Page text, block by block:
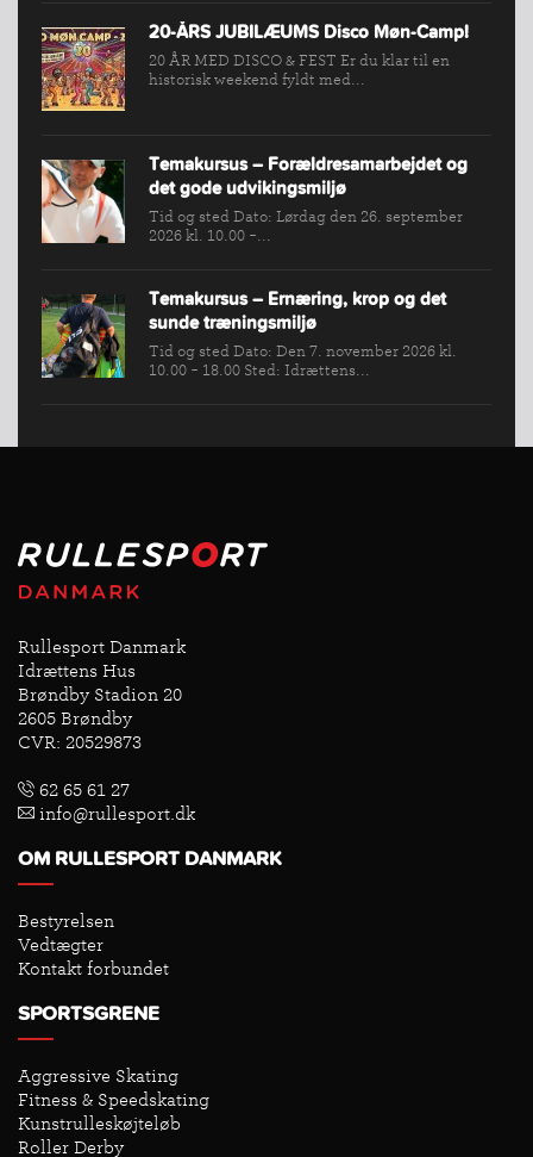
20-ÅRS JUBILÆUMS Disco Møn-Camp!
20 ÅR MED DISCO & FEST Er du klar til en
historisk weekend fyldt med...
Temakursus – Forældresamarbejdet og
det gode udvikingsmiljø
Tid og sted Dato: Lørdag den 26. september
2026 kl. 10.00 -...
Temakursus – Ernæring, krop og det
sunde træningsmiljø
Tid og sted Dato: Den 7. november 2026 kl.
10.00 - 18.00 Sted: Idrættens...
Rullesport Danmark
Idrættens Hus
Brøndby Stadion 20
2605 Brøndby
CVR: 20529873
62 65 61 27
info@rullesport.dk
OM RULLESPORT DANMARK
Bestyrelsen
Vedtægter
Kontakt forbundet
SPORTSGRENE
Aggressive Skating
Fitness & Speedskating
Kunstrulleskøjteløb
Roller Derby